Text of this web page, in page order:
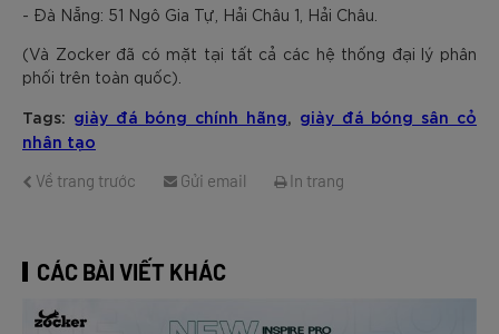
- Đà Nẵng: 51 Ngô Gia Tự, Hải Châu 1, Hải Châu.
(Và Zocker đã có mặt tại tất cả các hệ thống đại lý phân
phối trên toàn quốc).
Tags: giày đá bóng chính hãng
giày đá bóng sân cỏ
nhân tạo
Về trang trước Gửi email In trang
CÁC BÀI VIẾT KHÁC